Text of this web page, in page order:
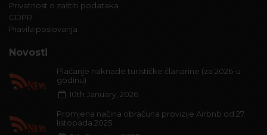
Privatnost o zaštiti podataka
GDPR
Pravila poslovanja
Novosti
Plaćanje naknade turističke članarine (za 2026-u
godinu)
10th January, 2026
Promjena načina obračuna provizije Airbnb od 27.
listopada 2025.